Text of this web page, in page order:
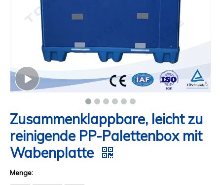
Zusammenklappbare, leicht zu
reinigende PP-Palettenbox mit
Wabenplatte
Menge: